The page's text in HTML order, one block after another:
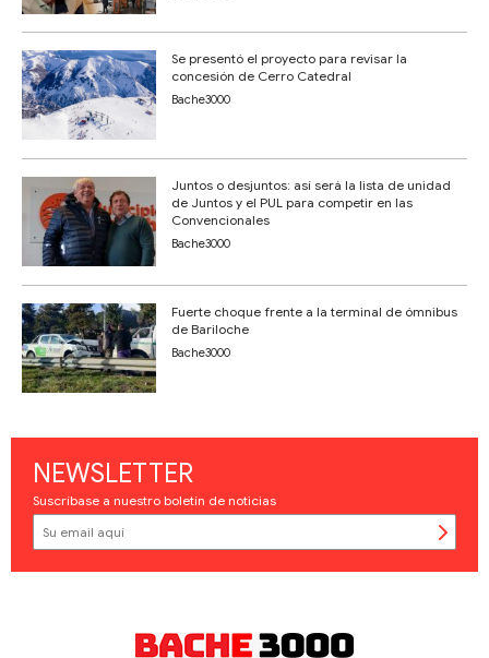
Se presentó el proyecto para revisar la
concesión de Cerro Catedral
Bache3000
Juntos o desjuntos: así será la lista de unidad
de Juntos y el PUL para competir en las
Convencionales
Bache3000
Fuerte choque frente a la terminal de ómnibus
de Bariloche
Bache3000
NEWSLETTER
Suscríbase a nuestro boletín de noticias